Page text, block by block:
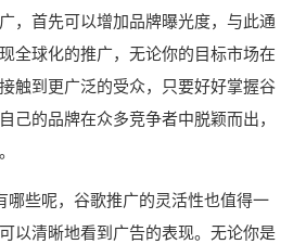
，首先可以增加品牌曝光度，与此通
全球化的推广，无论你的目标市场在
触到更广泛的受众，只要好好掌握谷
己的品牌在众多竞争者中脱颖而出，
些呢，谷歌推广的灵活性也值得一
以清晰地看到广告的表现。无论你是